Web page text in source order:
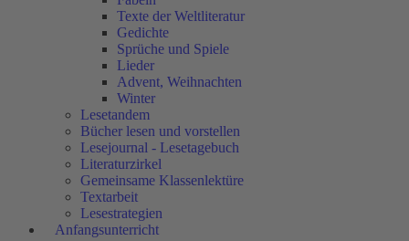
Texte der Weltliteratur
Gedichte
Sprüche und Spiele
Lieder
Advent, Weihnachten
Winter
Lesetandem
Bücher lesen und vorstellen
Lesejournal - Lesetagebuch
Literaturzirkel
Gemeinsame Klassenlektüre
Textarbeit
Lesestrategien
Anfangsunterricht